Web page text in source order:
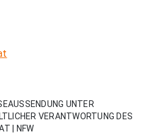
UNTER
VERANTWORTUNG DES
| NFW